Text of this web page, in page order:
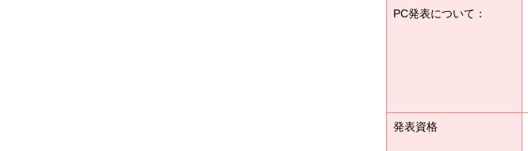
PC発表について：
発表資格